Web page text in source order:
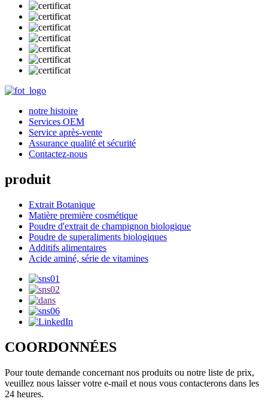
notre histoire
Services OEM
Service après-vente
Assurance qualité et sécurité
Contactez-nous
produit
Extrait Botanique
Matière première cosmétique
Poudre d'extrait de champignon biologique
Poudre de superaliments biologiques
Additifs alimentaires
Acide aminé, série de vitamines
COORDONNÉES
Pour toute demande concernant nos produits ou notre liste de prix,
veuillez nous laisser votre e-mail et nous vous contacterons dans les
24 heures.